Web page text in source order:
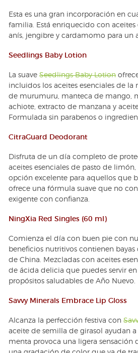
Esta es una gran incorporación en
familia. Está enriquecido con
anís, jengibre y cardamomo para un
Seedlings Baby Lotion
La suave Seedlings Baby Lotion
incluidos los aceites esenciales de
de murumuru, manteca de mango,
achiote, extracto de manzana y
Formulada sin parabenos o
CitraGuard Deodorant
Disfruta de un día completo de
aceites esenciales de pasto de
opción excelente para aquellos que
ofrece una fórmula suave que no
exigente con confianza.
NingXia Red Singles (60 ml)
Comienza el día con buen pie con
beneficios nutritivos contienen
de China. Mezcladas con aceites
de ácida delicia que puedes servir
propósitos saludables de Año Nuevo.
Savvy Minerals Embrace Lip Gloss
Alcanza la perfección festiva con
aceite de semilla de girasol ayudan
menta provoca una ligera sensación